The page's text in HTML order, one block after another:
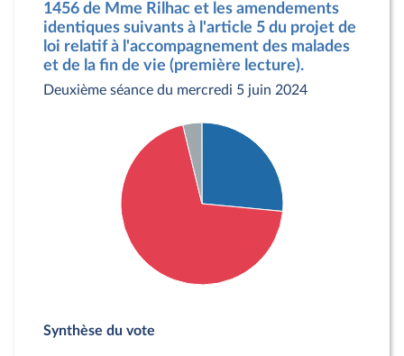
1456 de Mme Rilhac et les amendements
identiques suivants à l'article 5 du projet de
loi relatif à l'accompagnement des malades
et de la fin de vie (première lecture).
Deuxième séance du mercredi 5 juin 2024
Contre : 92 députés
Synthèse du vote